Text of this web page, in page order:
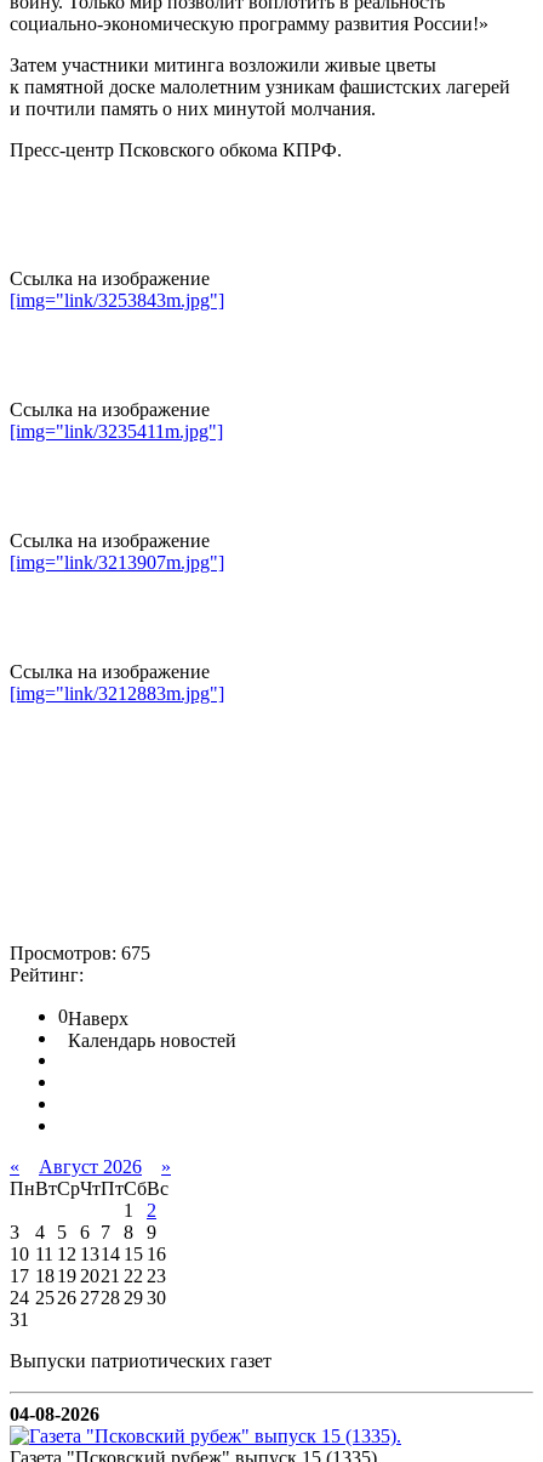
социально-экономическую программу развития России!»
Затем участники митинга возложили живые цветы
к памятной доске малолетним узникам фашистских лагерей
и почтили память о них минутой молчания.
Пресс-центр Псковского обкома КПРФ.
Ссылка на изображение
[img="link/3253843m.jpg"]
Ссылка на изображение
[img="link/3235411m.jpg"]
Ссылка на изображение
[img="link/3213907m.jpg"]
Ссылка на изображение
[img="link/3212883m.jpg"]
Просмотров: 675
Рейтинг:
0Наверх
Календарь новостей
« Август 2026
»
ПнВтСрЧтПтСбВс
1
2
3
4 5 6 7 8
9
10 11 12 1314 15 16
17 18192021 2223
24 252627282930
31
Выпуски патриотических газет
04-08-2026